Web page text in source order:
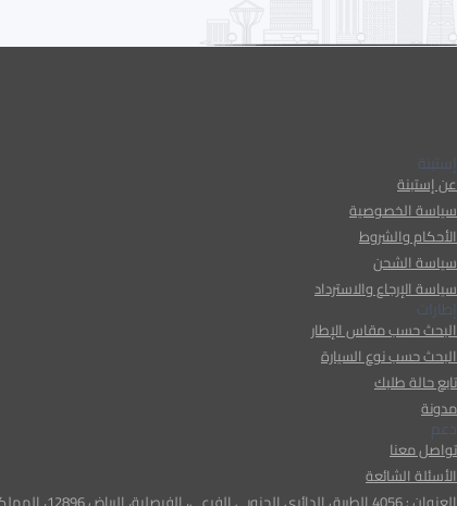
إستبنة
عن إستبنة
سياسة الخصوصية
الأحكام والشروط
سياسة الشحن
سياسة الإرجاع والاسترداد
إطارات
البحث حسب مقاس الإطار
البحث حسب نوع السيارة
تابع حالة طلبك
مدونة
دعم
تواصل معنا
الأسئلة الشائعة